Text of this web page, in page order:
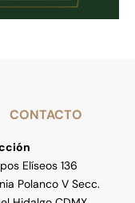
CONTACTO
Elíseos 136
Polanco V Secc.